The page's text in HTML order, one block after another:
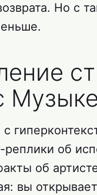
Но с
Музыке
с
об
об
вы